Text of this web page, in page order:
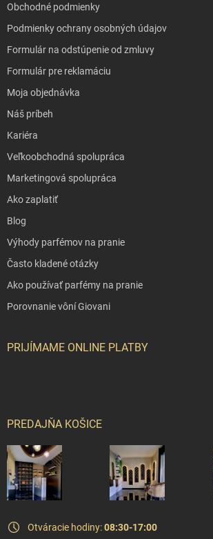
Obchodné podmienky
Podmienky ochrany osobných údajov
Formulár na odstúpenie od zmluvy
Formulár pre reklamáciu
Moja objednávka
Náš príbeh
Kariéra
Veľkoobchodná spolupráca
Marketingová spolupráca
Ako zaplatiť
Blog
Výhody parfémov na pranie
Často kladené otázky
Ako používať parfémy na pranie
Porovnanie vôní Giovani
PRIJÍMAME ONLINE PLATBY
PREDAJŇA KOŠICE
Otváracie hodiny:08:30-17:00